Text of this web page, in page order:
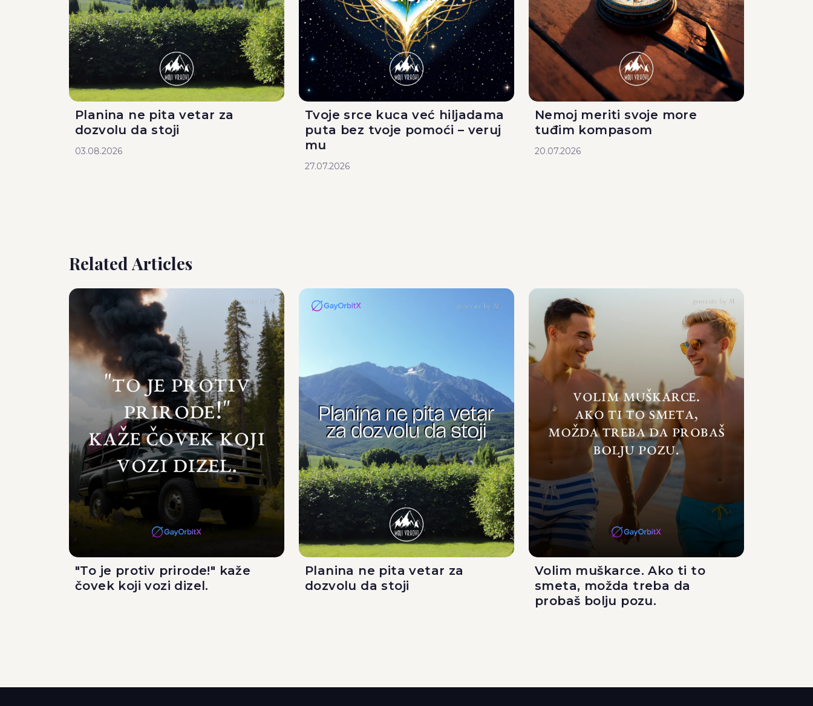
Planina ne pita vetar za
dozvolu da stoji
03.08.2026
Tvoje srce kuca već hiljadama
puta bez tvoje pomoći – veruj
mu
27.07.2026
Nemoj meriti svoje more
tuđim kompasom
20.07.2026
Related Articles
"To je protiv prirode!" kaže
čovek koji vozi dizel.
Planina ne pita vetar za
dozvolu da stoji
Volim muškarce. Ako ti to
smeta, možda treba da
probaš bolju pozu.